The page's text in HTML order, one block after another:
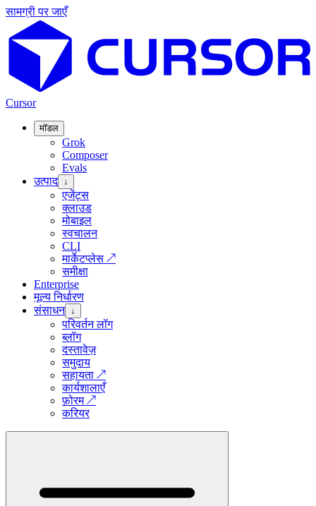
सामग्री पर जाएँ
Cursor
मॉडल
Grok
Composer
Evals
उत्पाद ↓
एजेंट्स
क्लाउड
मोबाइल
स्वचालन
CLI
मार्केटप्लेस ↗
समीक्षा
Enterprise
मूल्य निर्धारण
संसाधन ↓
परिवर्तन लॉग
ब्लॉग
दस्तावेज़
समुदाय
सहायता ↗
कार्यशालाएँ
फ़ोरम↗
करियर